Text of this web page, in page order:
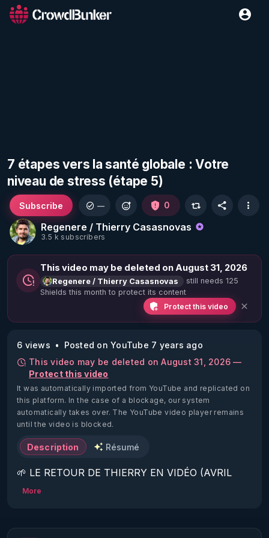
7 étapes vers la santé globale : Votre
niveau de stress (étape 5)
Regenere / Thierry Casasnovas
3.5 k subscribers
Subscribe — 0
This video may be deleted on August 31, 2026
Regenere / Thierry Casasnovas
still needs 125
Shields this month to protect its content
Protect this video
6 views
Posted on YouTube 7 years ago
This video may be deleted on August 31, 2026 —
Protect this video
It was automatically imported from YouTube and replicated on
this platform. In the case of a blockage, our system
automatically takes over. The YouTube video player remains
until the video is blocked.
Description Résumé
🌱 LE RETOUR DE THIERRY EN VIDÉO (AVRIL
2022)!
https://www.rgnr.fr/presentation.html
More